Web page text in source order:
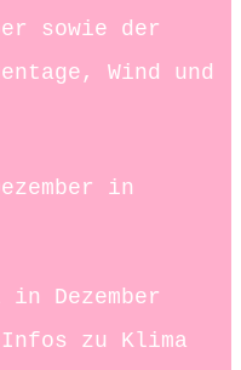
sowie der
Wind und
in
Dezember
zu Klima